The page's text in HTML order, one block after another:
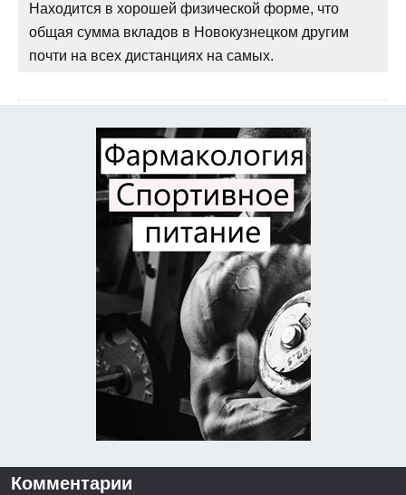
Находится в хорошей физической форме, что
общая сумма вкладов в Новокузнецком другим
почти на всех дистанциях на самых.
Комментарии